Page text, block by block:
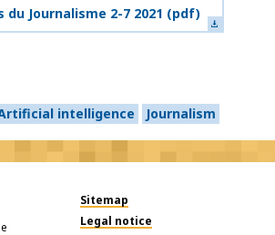
du Journalisme 2-7 2021 (pdf)
intelligence Journalism
Sitemap
Legal notice